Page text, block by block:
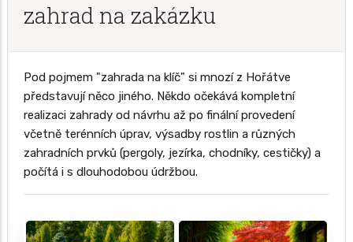
zahrad na zakázku
Pod pojmem "zahrada na klíč" si mnozí z Hořátve
představují něco jiného. Někdo očekává kompletní
realizaci zahrady od návrhu až po finální provedení
včetně terénních úprav, výsadby rostlin a různých
zahradních prvků (pergoly, jezírka, chodníky, cestičky) a
počítá i s dlouhodobou údržbou.